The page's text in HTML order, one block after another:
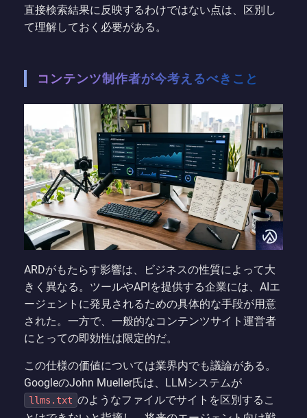
直接検索結果に反映するわけではない点は、区別し
て理解しておく必要がある。
コンテンツ制作者が今考えるべきこと
ARDがもたらす影響は、ビジネスの性質によって大
きく異なる。ツールやAPIを提供する企業には、AIエ
ージェントに発見されるための具体的な手段が用意
された。一方で、一般的なコンテンツサイト運営者
にとっての即効性は限定的だ。
この仕様の価値については業界内でも議論がある。
GoogleのJohn Mueller氏は、LLMシステムが
llms.txt のようなファイルでサイトを区別するこ